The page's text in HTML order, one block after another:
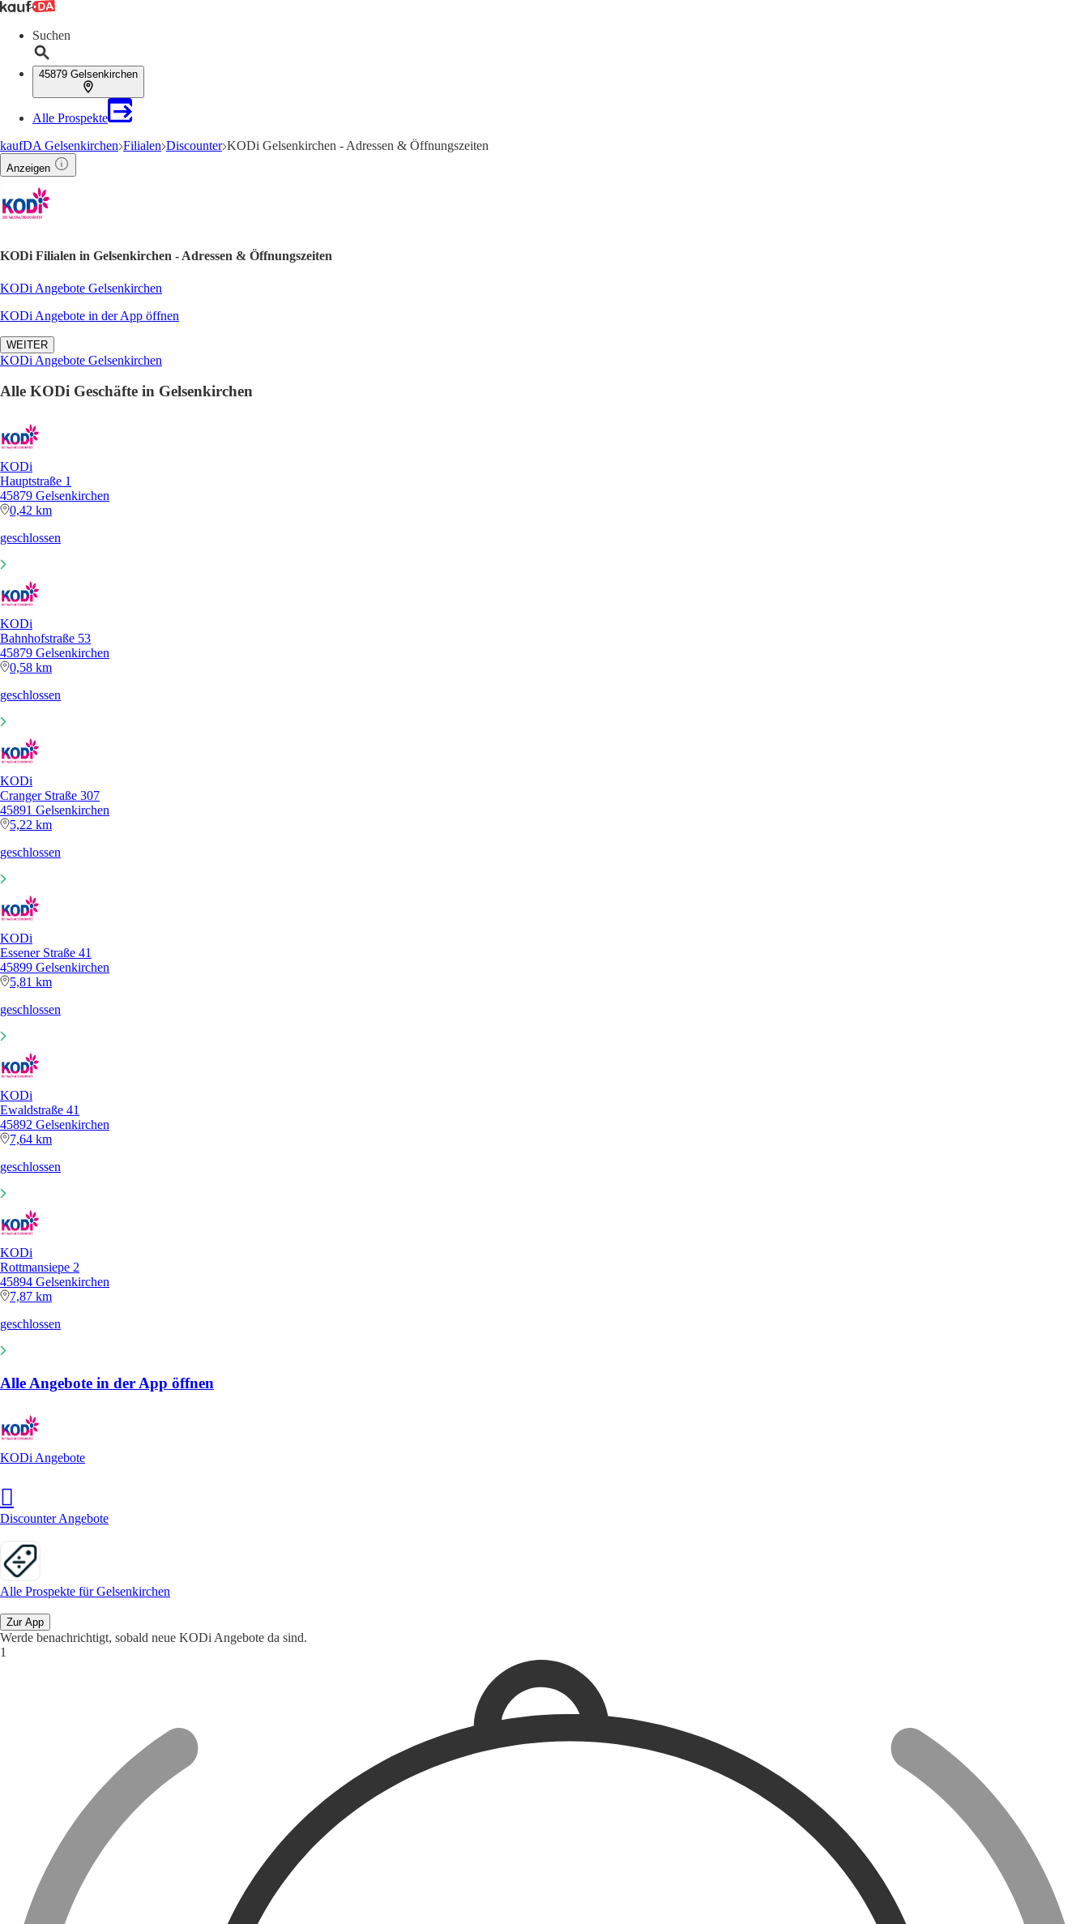
Suchen
45879 Gelsenkirchen
Alle Prospekte
kaufDA Gelsenkirchen Filialen Discounter KODi Gelsenkirchen - Adressen & Öffnungszeiten
Anzeigen
KODi Filialen in Gelsenkirchen - Adressen & Öffnungszeiten
KODi Angebote Gelsenkirchen
KODi Angebote in der App öffnen
WEITER
KODi Angebote Gelsenkirchen
Alle KODi Geschäfte in Gelsenkirchen
KODi
Hauptstraße 1
45879 Gelsenkirchen
0,42 km
geschlossen
KODi
Bahnhofstraße 53
45879 Gelsenkirchen
0,58 km
geschlossen
KODi
Cranger Straße 307
45891 Gelsenkirchen
5,22 km
geschlossen
KODi
Essener Straße 41
45899 Gelsenkirchen
5,81 km
geschlossen
KODi
Ewaldstraße 41
45892 Gelsenkirchen
7,64 km
geschlossen
KODi
Rottmansiepe 2
45894 Gelsenkirchen
7,87 km
geschlossen
Alle Angebote in der App öffnen
KODi Angebote
Discounter Angebote
Alle Prospekte für Gelsenkirchen
Zur App
Werde benachrichtigt, sobald neue KODi Angebote da sind.